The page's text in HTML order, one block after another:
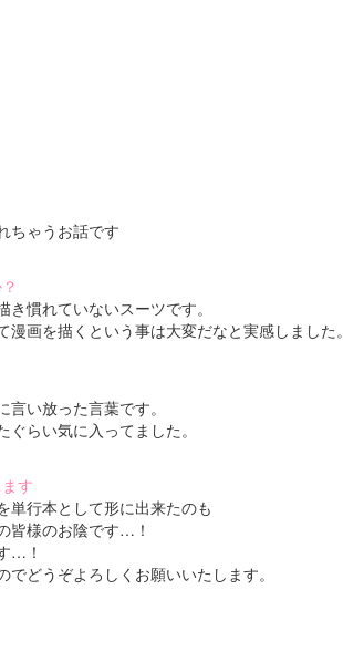
ちゃうお話です
慣れていないスーツです。
画を描くという事は大変だなと実感しました。
い放った言葉です。
らい気に入ってました。
す
単行本として形に出来たのも
皆様のお陰です…！
…！
どうぞよろしくお願いいたします。